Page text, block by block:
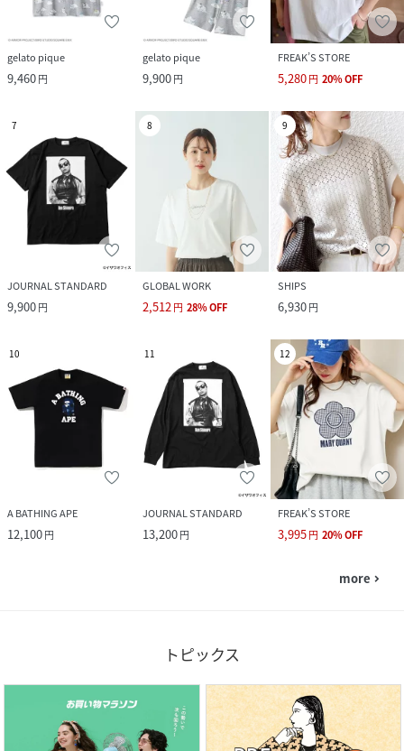
gelato pique
9,460円
gelato pique
9,900円
FREAK’S STORE
5,280円 20%OFF
7
JOURNAL STANDARD
9,900円
8
GLOBAL WORK
2,512 円 28%OFF
9
SHIPS
6,930円
10
A BATHING APE
12,100円
11
JOURNAL STANDARD
13,200円
12
FREAK’S STORE
3,995円 20%OFF
more navigate_next
トピックス